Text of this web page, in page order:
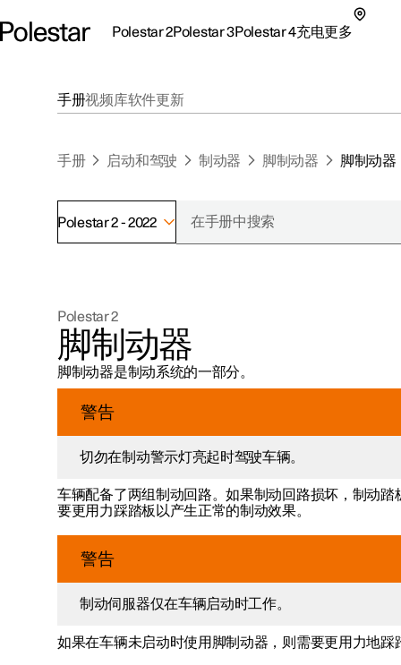
Polestar 2Polestar 3Polestar 4充电更多
联系我们
极星官方二手车
探索Polestar 3
联系我们
公共充电
家庭充电
车主服务
手册视频库软件更新
手册 启动和驾驶 制动器 脚制动器 脚制动器
Polestar 2 - 2022
Polestar 2
脚制动器
脚制动器是制动系统的一部分。
警告
切勿在制动警示灯亮起时驾驶车辆。
车辆配备了两组制动回路。如果制动回路损坏，制动踏
要更用力踩踏板以产生正常的制动效果。
警告
制动伺服器仅在车辆启动时工作。
如果在车辆未启动时使用脚制动器，则需要更用力地踩